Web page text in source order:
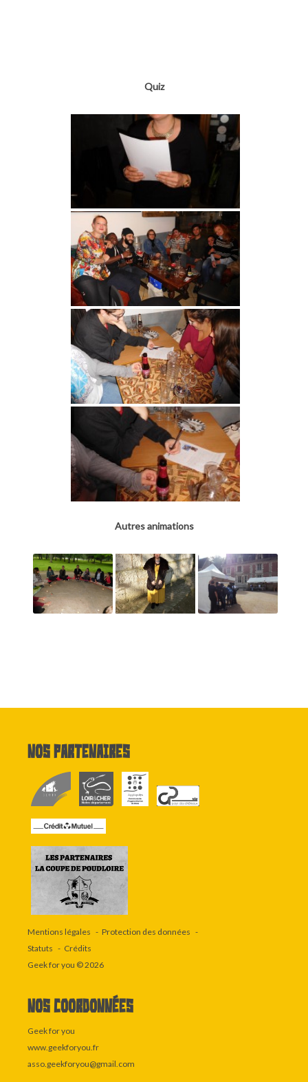
Quiz
Autres animations
Nos partenaires
Mentions légales
Protection des données
Statuts
Crédits
Geek for you © 2026
Nos coordonnées
Geek for you
www.geekforyou.fr
asso.geekforyou@gmail.com